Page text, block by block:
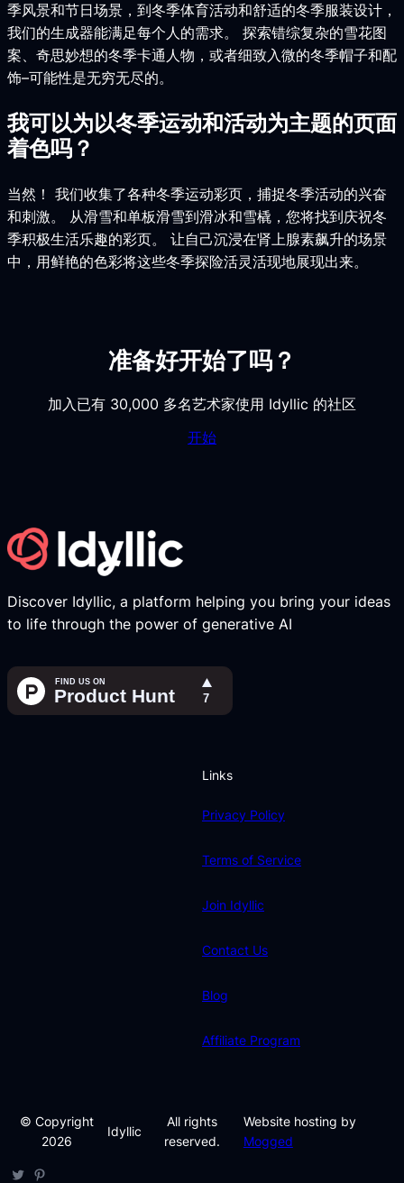
季风景和节日场景，到冬季体育活动和舒适的冬季服装设计，
我们的生成器能满足每个人的需求。 探索错综复杂的雪花图
案、奇思妙想的冬季卡通人物，或者细致入微的冬季帽子和配
饰–可能性是无穷无尽的。
我可以为以冬季运动和活动为主题的页面
着色吗？
当然！ 我们收集了各种冬季运动彩页，捕捉冬季活动的兴奋
和刺激。 从滑雪和单板滑雪到滑冰和雪橇，您将找到庆祝冬
季积极生活乐趣的彩页。 让自己沉浸在肾上腺素飙升的场景
中，用鲜艳的色彩将这些冬季探险活灵活现地展现出来。
准备好开始了吗？
加入已有 30,000 多名艺术家使用 Idyllic 的社区
开始
Discover Idyllic, a platform helping you bring your ideas
to life through the power of generative AI
Links
Privacy Policy
Terms of Service
Join Idyllic
Contact Us
Blog
Affiliate Program
© Copyright
2026
Idyllic
All rights
reserved.
Website hosting by
Mogged
TwitterPinterest